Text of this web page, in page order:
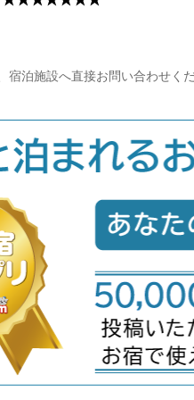
宿泊施設へ直接お問い合わせく